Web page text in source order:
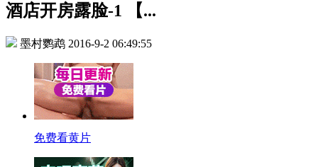
酒店开房露脸-1 【...
墨村鹦鹉 2016-9-2 06:49:55
免费看黄片